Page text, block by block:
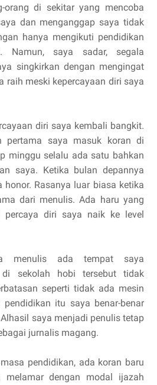
orang di sekitar yang mencoba
dan menganggap saya tidak
hanya mengikuti pendidikan
Namun, saya sadar, segala
singkirkan dengan mengingat
raih meski kepercayaan diri saya
diri saya kembali bangkit.
pertama saya masuk koran di
minggu selalu ada satu bahkan
saya. Ketika bulan depannya
honor. Rasanya luar biasa ketika
dari menulis. Ada haru yang
percaya diri saya naik ke level
menulis ada tempat saya
di sekolah hobi tersebut tidak
seperti tidak ada mesin
itu saya benar-benar
saya menjadi penulis tetap
jurnalis magang.
pendidikan, ada koran baru
melamar dengan modal ijazah